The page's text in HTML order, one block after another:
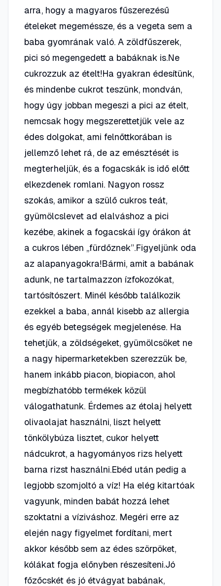
arra, hogy a magyaros fűszerezésű
ételeket megeméssze, és a vegeta sem a
baba gyomrának való. A zöldfűszerek,
pici só megengedett a babáknak is.Ne
cukrozzuk az ételt!Ha gyakran édesítünk,
és mindenbe cukrot teszünk, mondván,
hogy úgy jobban megeszi a pici az ételt,
nemcsak hogy megszerettetjük vele az
édes dolgokat, ami felnőttkorában is
jellemző lehet rá, de az emésztését is
megterheljük, és a fogacskák is idő előtt
elkezdenek romlani. Nagyon rossz
szokás, amikor a szülő cukros teát,
gyümölcslevet ad elalváshoz a pici
kezébe, akinek a fogacskái így órákon át
a cukros lében „fürdőznek”.Figyeljünk oda
az alapanyagokra!Bármi, amit a babának
adunk, ne tartalmazzon ízfokozókat,
tartósítószert. Minél később találkozik
ezekkel a baba, annál kisebb az allergia
és egyéb betegségek megjelenése. Ha
tehetjük, a zöldségeket, gyümölcsöket ne
a nagy hipermarketekben szerezzük be,
hanem inkább piacon, biopiacon, ahol
megbízhatóbb termékek közül
válogathatunk. Érdemes az étolaj helyett
olivaolajat használni, liszt helyett
tönkölybúza lisztet, cukor helyett
nádcukrot, a hagyományos rizs helyett
barna rizst használni.Ebéd után pedig a
legjobb szomjoltó a víz! Ha elég kitartóak
vagyunk, minden babát hozzá lehet
szoktatni a víziváshoz. Megéri erre az
elején nagy figyelmet fordítani, mert
akkor később sem az édes szörpöket,
kólákat fogja előnyben részesíteni.Jó
főzőcskét és jó étvágyat babának,